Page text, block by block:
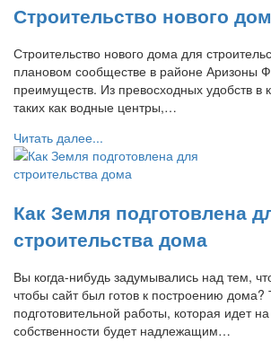
Строительство нового
Строительство нового дома для
плановом сообществе в районе Аризоны
преимуществ. Из превосходных удобств в
таких как водные центры,…
Читать далее...
Как Земля подготовлена
строительства дома
Вы когда-нибудь задумывались над тем,
чтобы сайт был готов к построению
подготовительной работы, которая идет
собственности будет надлежащим…